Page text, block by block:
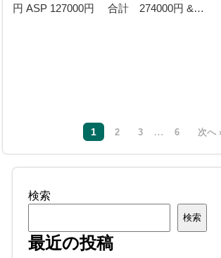
円 ASP 127000円 合計 274000円 &…
1 2 3 … 6 次へ
検索
検索
最近の投稿